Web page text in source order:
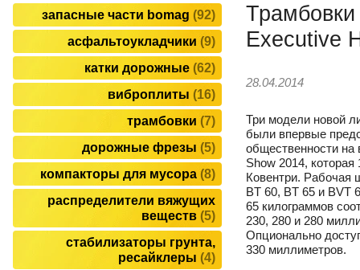
запасные части bomag 92
асфальтоукладчики 9
катки дорожные 62
виброплиты
16
трамбовки 7
дорожные фрезы 5
компакторы для мусора 8
распределители вяжущих
веществ 5
стабилизаторы грунта,
ресайклеры 4
Executive
28.04.2014
Три модели новой
были впервые
общественности на
Show 2014,
Ковентри. Рабочая
BT 60, BT 65 и BVT
65 килограммов
230, 280 и 280
Опционально
330 миллиметров.